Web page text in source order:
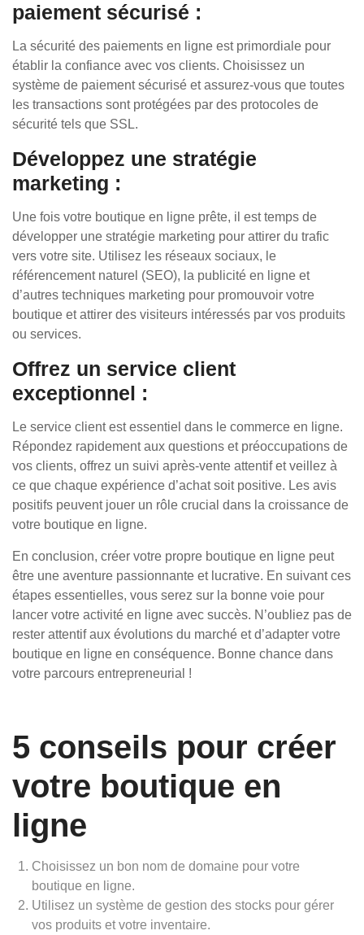
paiement sécurisé :
La sécurité des paiements en ligne est primordiale pour
établir la confiance avec vos clients. Choisissez un
système de paiement sécurisé et assurez-vous que toutes
les transactions sont protégées par des protocoles de
sécurité tels que SSL.
Développez une stratégie
marketing :
Une fois votre boutique en ligne prête, il est temps de
développer une stratégie marketing pour attirer du trafic
vers votre site. Utilisez les réseaux sociaux, le
référencement naturel (SEO), la publicité en ligne et
d’autres techniques marketing pour promouvoir votre
boutique et attirer des visiteurs intéressés par vos produits
ou services.
Offrez un service client
exceptionnel :
Le service client est essentiel dans le commerce en ligne.
Répondez rapidement aux questions et préoccupations de
vos clients, offrez un suivi après-vente attentif et veillez à
ce que chaque expérience d’achat soit positive. Les avis
positifs peuvent jouer un rôle crucial dans la croissance de
votre boutique en ligne.
En conclusion, créer votre propre boutique en ligne peut
être une aventure passionnante et lucrative. En suivant ces
étapes essentielles, vous serez sur la bonne voie pour
lancer votre activité en ligne avec succès. N’oubliez pas de
rester attentif aux évolutions du marché et d’adapter votre
boutique en ligne en conséquence. Bonne chance dans
votre parcours entrepreneurial !
5 conseils pour créer
votre boutique en
ligne
Choisissez un bon nom de domaine pour votre
boutique en ligne.
Utilisez un système de gestion des stocks pour gérer
vos produits et votre inventaire.